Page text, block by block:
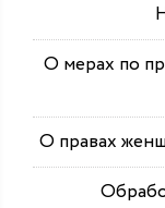
О мерах по
О правах